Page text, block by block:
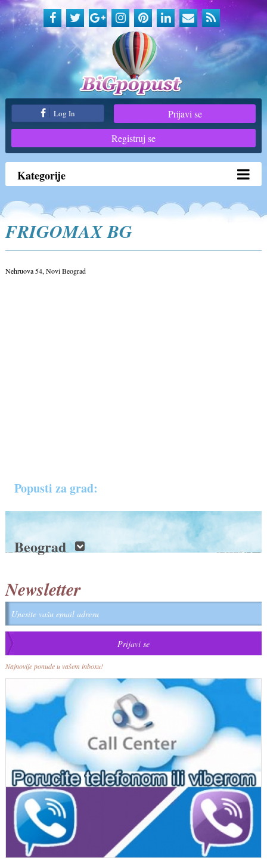
Log In
Prijavi se
Registruj se
Kategorije
FRIGOMAX BG
Nehruova 54, Novi Beograd
Popusti za grad:
Beograd
Newsletter
Najnovije ponude u vašem inboxu!